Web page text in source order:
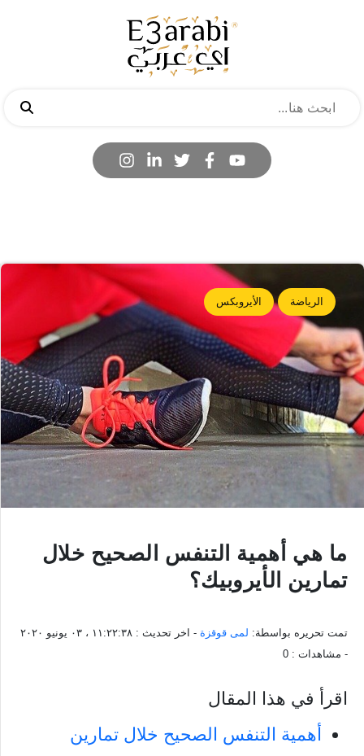
الرياضة الأيروبكس
ما هي أهمية التنفس الصحيح خلال
تمارين الأيروبيك؟
تمت تحريره بواسطة: لمى قوقزة - اخر تحديث : ١١:٢٢:٣٨ ، ٠٣ يونيو ٢٠٢٠
- مشاهدات : 0
اقرأ في هذا المقال
أهمية التنفس الصحيح خلال تمارين